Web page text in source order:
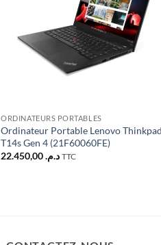
ORDINATEURS PORTABLES
Ordinateur Portable Lenovo Thinkpad
T14s Gen 4 (21F60060FE)
د.م.22.450,00 TTC